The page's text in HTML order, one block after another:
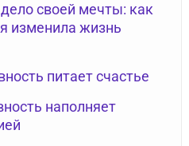
своей мечты: как
изменила жизнь
питает счастье
наполняет